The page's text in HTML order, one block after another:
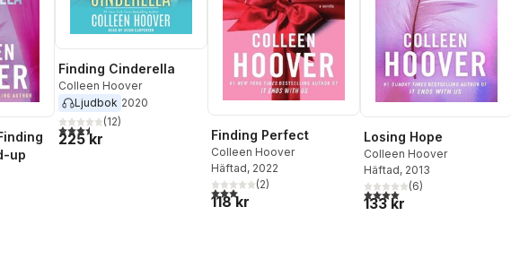
up
Finding Cinderella
Colleen Hoover
Ljudbok 2020
3,5utav 5 stjärnor. Totalt antal röster:
(12)
225 kr Finding Perfect
Colleen Hoover
Häftad, 2022
3,0utav 5 stjärnor. Totalt antal röster:
(2)
118 kr
Losing Hope
Colleen Hoover
Häftad, 2013
4,0utav 5 stjärnor. Totalt
(6)
133 kr